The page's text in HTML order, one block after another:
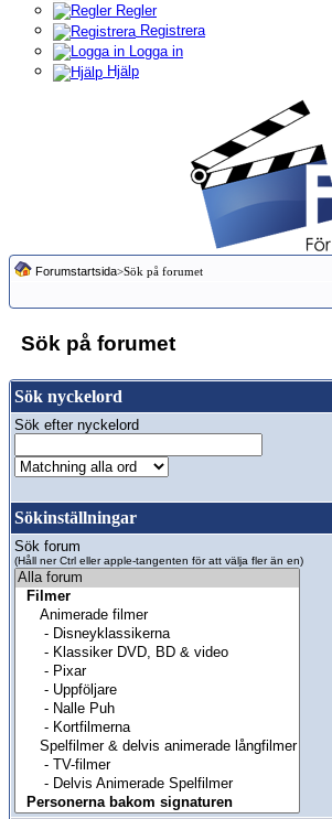
Regler
Registrera
Logga in
Hjälp
Forumstartsida>Sök på forumet
Sök på forumet
Sök nyckelord
Sök efter nyckelord
Sökinställningar
Sök forum
(Håll ner Ctrl eller apple-tangenten för att välja fler än en)